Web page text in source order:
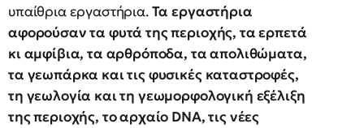
υπαίθρια εργαστήρια.Τα εργαστήρια
αφορούσαν τα φυτά της περιοχής, τα ερπετά
κι αμφίβια, τα αρθρόποδα, τα απολιθώματα,
τα γεωπάρκα και τις φυσικές καταστροφές,
τη γεωλογία και τη γεωμορφολογική εξέλιξη
της περιοχής, το αρχαίο DNA, τις νέες